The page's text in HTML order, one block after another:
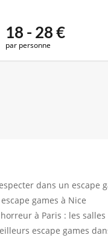
18 - 28€
par personne
dans un escape
games à Nice
horreur à Paris : les
escape games